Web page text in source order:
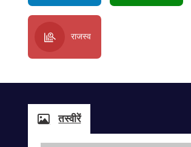
राजस्व
तस्वीरें